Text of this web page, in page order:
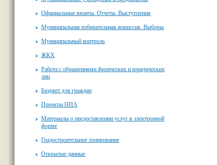
Официальные визиты. Отчеты. Выступления
Муниципальная избирательная комиссия. Выборы
Муниципальный контроль
ЖКХ
Работа с обращениями физических и юридических
лиц
Бюджет для граждан
Проекты НПА
Материалы о предоставлении услуг в электронной
форме
Градостроительное зонирование
Открытые данные